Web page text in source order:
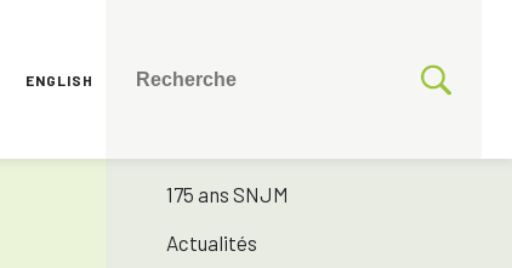
ENGLISH
175 ans SNJM
Actualités